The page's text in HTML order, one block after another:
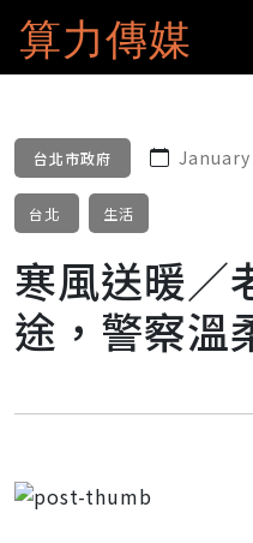
算力傳媒
台北市政府 January
台北 生活
寒風送暖／
途，警察溫